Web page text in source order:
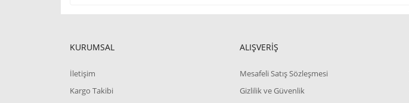
KURUMSAL
İletişim
Kargo Takibi
ALIŞVERİŞ
Mesafeli Satış Sözleşmesi
Gizlilik ve Güvenlik